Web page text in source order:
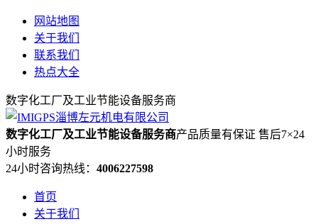
网站地图
关于我们
联系我们
热点大全
数字化工厂及工业节能设备服务商
数字化工厂及工业节能设备服务商产品质量有保证 售后7×24
小时服务
24小时咨询热线： 4006227598
首页
关于我们